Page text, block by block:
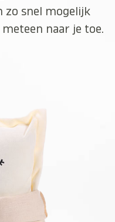
zo snel mogelijk
meteen naar je toe.